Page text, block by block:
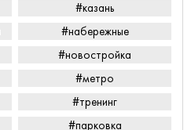
#казань
#набережные
#новостройка
#метро
#тренинг
#парковка